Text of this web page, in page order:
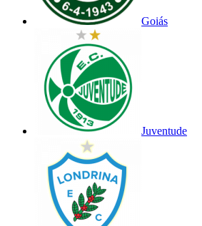
Goiás
Juventude